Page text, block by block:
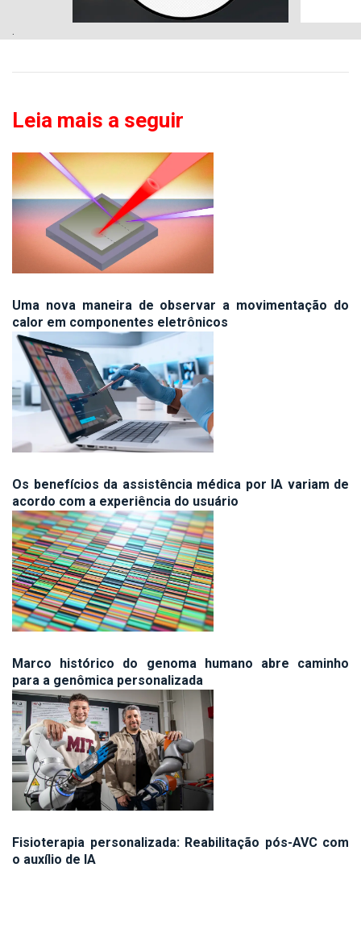
.
Leia mais a seguir
Uma nova maneira de observar a movimentação do
calor em componentes eletrônicos
Os benefícios da assistência médica por IA variam de
acordo com a experiência do usuário
Marco histórico do genoma humano abre caminho
para a genômica personalizada
Fisioterapia personalizada: Reabilitação pós-AVC com
o auxílio de IA